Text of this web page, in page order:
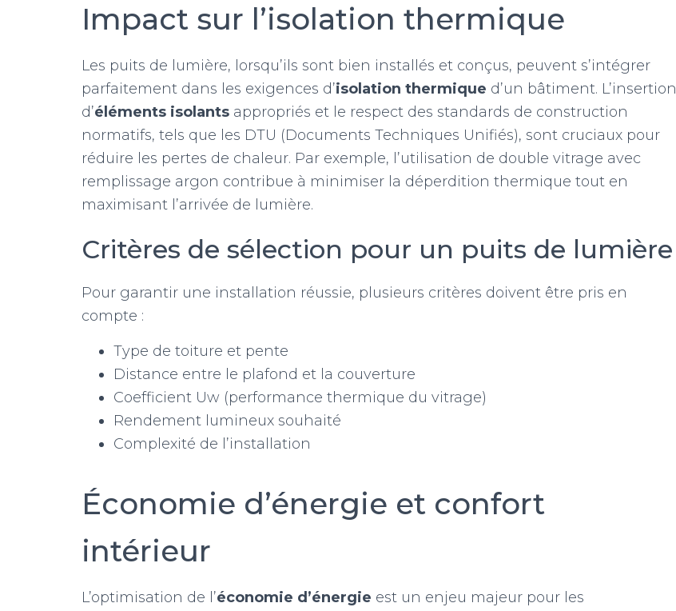
Impact sur l’isolation thermique
Les puits de lumière, lorsqu’ils sont bien installés et conçus, peuvent s’intégrer
parfaitement dans les exigences d’isolation thermique d’un bâtiment. L’insertion
d’éléments isolants appropriés et le respect des standards de construction
normatifs, tels que les DTU (Documents Techniques Unifiés), sont cruciaux pour
réduire les pertes de chaleur. Par exemple, l’utilisation de double vitrage avec
remplissage argon contribue à minimiser la déperdition thermique tout en
maximisant l’arrivée de lumière.
Critères de sélection pour un puits de lumière
Pour garantir une installation réussie, plusieurs critères doivent être pris en
compte :
Type de toiture et pente
Distance entre le plafond et la couverture
Coefficient Uw (performance thermique du vitrage)
Rendement lumineux souhaité
Complexité de l’installation
Économie d’énergie et confort
intérieur
L’optimisation de l’économie d’énergie est un enjeu majeur pour les